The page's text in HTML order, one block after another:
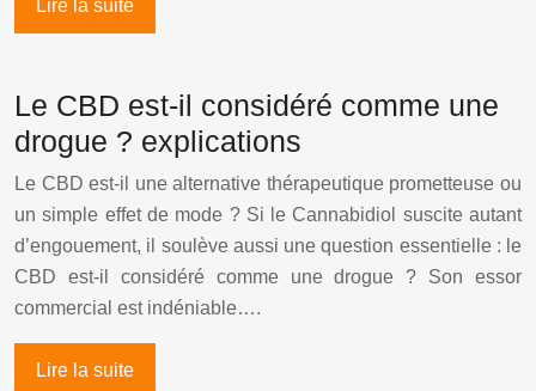
Lire la suite
Le CBD est-il considéré comme une
drogue ? explications
Le CBD est-il une alternative thérapeutique prometteuse ou
un simple effet de mode ? Si le Cannabidiol suscite autant
d’engouement, il soulève aussi une question essentielle : le
CBD est-il considéré comme une drogue ? Son essor
commercial est indéniable….
Lire la suite